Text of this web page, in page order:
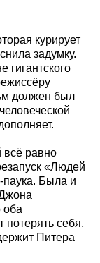
курирует
задумку.
гигантского
должен был
всё равно
«Людей
паука. Была и
оба
потерять себя,
Питера